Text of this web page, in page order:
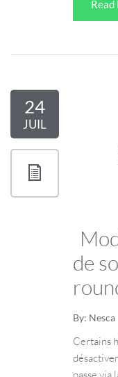
24
JUIL
de
By: Nesca
Certains
passe via